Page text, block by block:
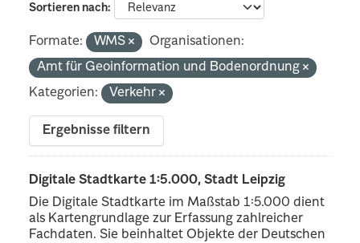
Sortieren nach
Formate: WMS
Organisationen:
Amt für Geoinformation und Bodenordnung
Kategorien:
Verkehr
Ergebnisse filtern
Digitale Stadtkarte 1:5.000, Stadt Leipzig
Die Digitale Stadtkarte im Maßstab 1:5.000 dient
als Kartengrundlage zur Erfassung zahlreicher
Fachdaten. Sie beinhaltet Objekte der Deutschen